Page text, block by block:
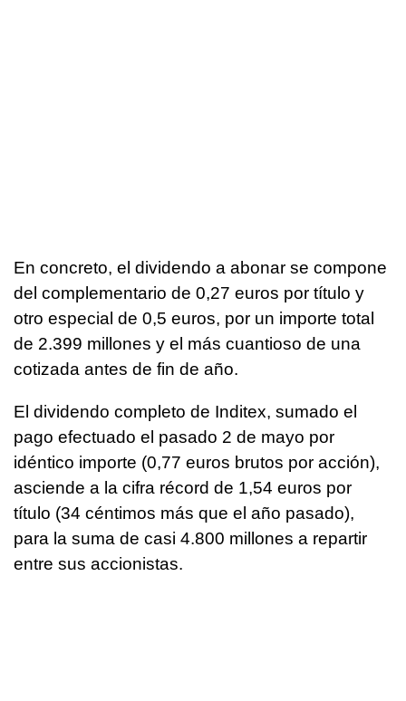
En concreto, el dividendo a abonar se compone
del complementario de 0,27 euros por título y
otro especial de 0,5 euros, por un importe total
de 2.399 millones y el más cuantioso de una
cotizada antes de fin de año.
El dividendo completo de Inditex, sumado el
pago efectuado el pasado 2 de mayo por
idéntico importe (0,77 euros brutos por acción),
asciende a la cifra récord de 1,54 euros por
título (34 céntimos más que el año pasado),
para la suma de casi 4.800 millones a repartir
entre sus accionistas.